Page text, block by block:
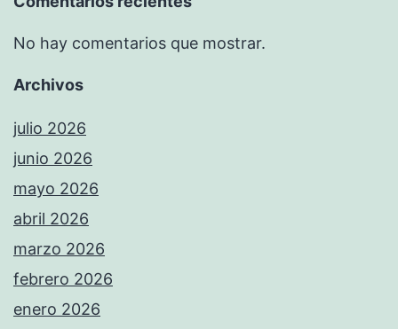
No hay comentarios que mostrar.
Archivos
julio 2026
junio 2026
mayo 2026
abril 2026
marzo 2026
febrero 2026
enero 2026